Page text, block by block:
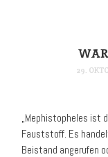
29.
„Mephistopheles ist
Fauststoff. Es
Beistand angerufen